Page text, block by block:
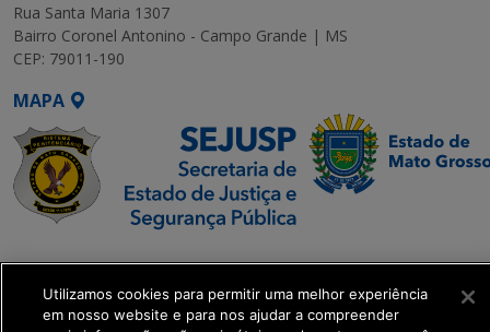
Rua Santa Maria 1307
Bairro Coronel Antonino - Campo Grande | MS
CEP: 79011-190
MAPA
SETDIG | Secretaria-
Executiva de
Transformação Digital
Utilizamos cookies para permitir uma melhor experiência
em nosso website e para nos ajudar a compreender